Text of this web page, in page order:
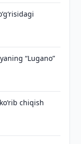
“Lugano”
chiqish